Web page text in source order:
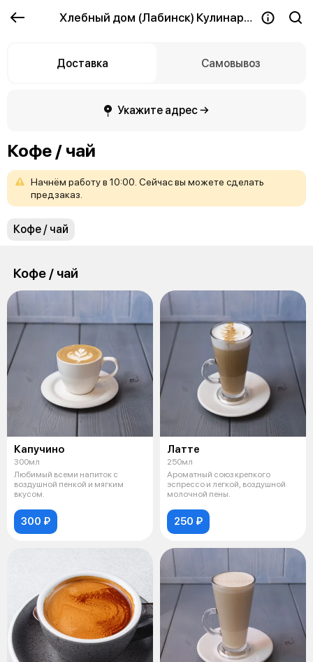
Хлебный дом (Лабинск) Кулинария
Доставка Самовывоз
Укажите адрес →
Кофе / чай
Начнём работув 10:00. Сейчасвы можете сделать
предзаказ.
Кофе / чай
Кофе / чай
Капучино
300мл
Любимый всеми напиток с
воздушной пенкой и мягким
вкусом.
300 ₽
Латте
250мл
Ароматный союз крепкого
эспрессо и легкой, воздушной
молочной пены.
250 ₽